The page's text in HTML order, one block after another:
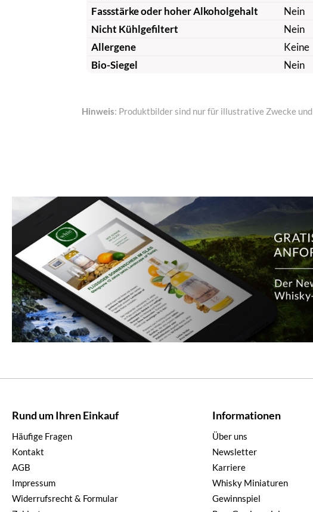
Fassstärke oder hoher Alkoholgehalt
Nein
Nicht Kühlgefiltert
Nein
Allergene
Keine
Bio-Siegel
Nein
Hinweis: Produktbilder sind nur für illustrative Zwecke
Rund um Ihren Einkauf
Häufige Fragen
Kontakt
AGB
Impressum
Widerrufsrecht & Formular
Informationen
Über uns
Newsletter
Karriere
Whisky Miniaturen
Gewinnspiel